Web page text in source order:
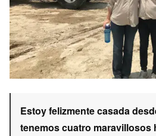
Estoy felizmente casada
tenemos cuatro maravillosos